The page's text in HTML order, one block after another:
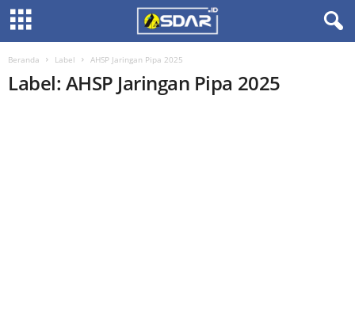
Beranda Label AHSP Jaringan Pipa 2025
Label: AHSP Jaringan Pipa 2025